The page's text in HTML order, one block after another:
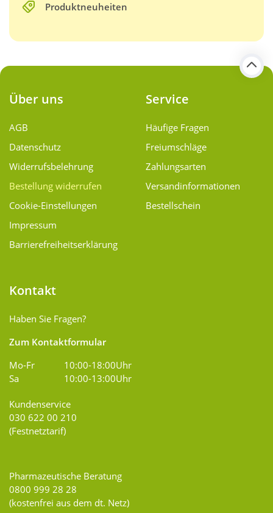
Produktneuheiten
Über uns
AGB
Datenschutz
Widerrufsbelehrung
Bestellung widerrufen
Cookie-Einstellungen
Impressum
Barrierefreiheitserklärung
Service
Häufige Fragen
Freiumschläge
Zahlungsarten
Versand­informationen
Bestellschein
Kontakt
Haben Sie Fragen?
Zum Kontaktformular
Mo-Fr
10:00-18:00Uhr
Sa
10:00-13:00Uhr
Kundenservice
030 622 00 210
(Festnetztarif)
Pharmazeutische Beratung
0800 999 28 28
(kostenfrei aus dem dt. Netz)